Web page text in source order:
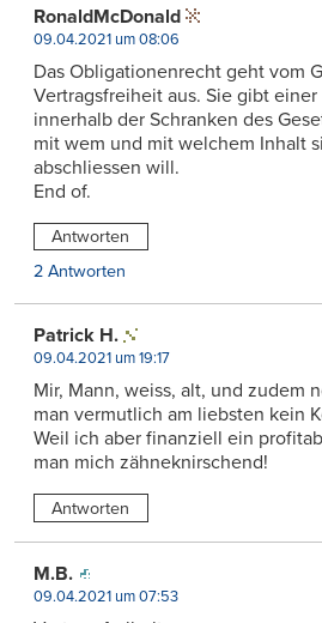
RonaldMcDonald
09.04.2021 um 08:06
Das Obligationenrecht geht vom
Vertragsfreiheit aus. Sie gibt
innerhalb der Schranken des
mit wem und mit welchem Inhalt
abschliessen will.
End of.
Antworten
2 Antworten
Patrick H.
09.04.2021 um 19:17
Mir, Mann, weiss, alt, und zudem
man vermutlich am liebsten kein
Weil ich aber finanziell ein
man mich zähneknirschend!
Antworten
M.B.
09.04.2021 um 07:53